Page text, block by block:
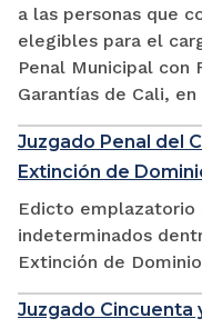
a las personas que
elegibles para el
Penal Municipal con
Garantías de Cali,
Juzgado Penal del
Extinción de
Edicto
indeterminados
Extinción de Dominio
Juzgado Cincuenta